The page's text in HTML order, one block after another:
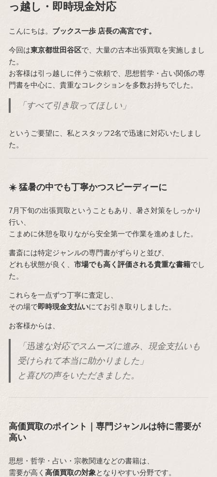
っ越し・即時現金対応
こんにちは。 ブックス一歩 店長の高宮です。
今回は東京都世田谷区で、大量の古本出張買取を実施しまし
た。
お客様は引っ越しに伴うご依頼で、思想哲学・占い関係の専
門書を中心に、貴重なコレクションを多数お持ちでした。
「すべて引き取ってほしい」
というご要望に、私とスタッフ2名で迅速に対応いたしまし
た。
☀️ 猛暑の中でも丁寧かつスピーディーに
7月下旬の出張買取ということもあり、暑さ対策をしっかり
行い、
こまめに休憩を取りながら安全第一で作業を進めました。
書斎には特定ジャンルの専門書がずらりと並び、
どれも状態が良く、 市場でも高く評価される貴重な書籍でし
た。
これらを一点ずつ丁寧に査定し、
その場で即時現金支払いにてお引き取りしました。
お客様からは、
「迅速な対応でスムーズに進み、現金支払いも
受けられて本当に助かりました」
と喜びの声をいただきました。
高価買取のポイント｜専門ジャンルは特に需要が
高い
思想・哲学・占い・宗教関連などの書籍は、
需要が高く 高価買取の対象となりやすい分野です。